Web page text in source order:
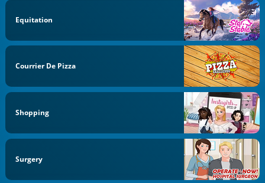
Equitation
Courrier De Pizza
Shopping
Surgery